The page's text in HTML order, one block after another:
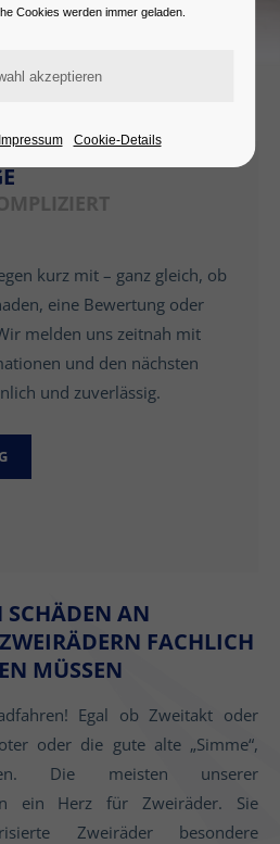
kurz mit – ganz gleich, ob
eine Bewertung oder
melden uns zeitnah mit
und den nächsten
und zuverlässig.
SCHÄDEN AN
FACHLICH
MÜSSEN
Egal ob Zweitakt oder
oder die gute alte „Simme“,
Die meisten unserer
ein Herz für Zweiräder. Sie
Zweiräder besondere
Cookies werden immer geladen.
Impressum Cookie-Details